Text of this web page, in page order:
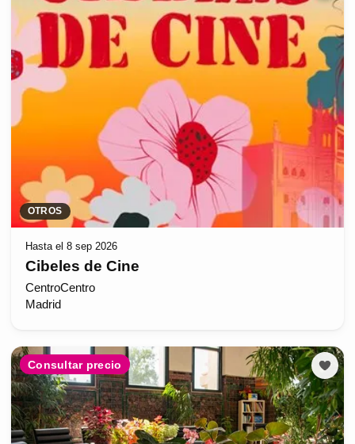
OTROS
Hasta el 8 sep 2026
Cibeles de Cine
CentroCentro
Madrid
Consultar precio